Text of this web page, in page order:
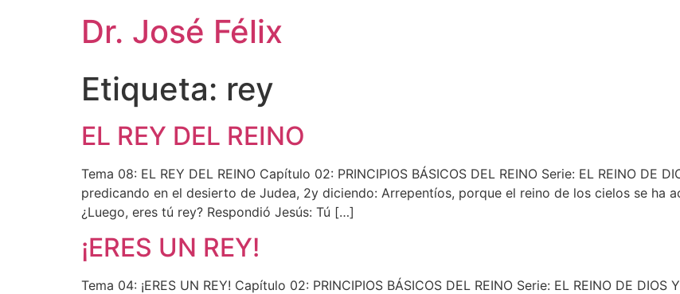
Dr. José Félix
Etiqueta: rey
EL REY DEL REINO
Tema 08: EL REY DEL REINO Capítulo 02: PRINCIPIOS BÁSICOS DEL REINO Serie: EL REINO DE
predicando en el desierto de Judea, 2y diciendo: Arrepentíos, porque el reino de los cielos se ha
¿Luego, eres tú rey? Respondió Jesús: Tú […]
¡ERES UN REY!
Tema 04: ¡ERES UN REY! Capítulo 02: PRINCIPIOS BÁSICOS DEL REINO Serie: EL REINO DE